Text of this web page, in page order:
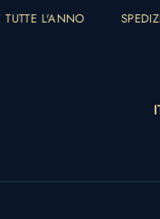
L'ANNO